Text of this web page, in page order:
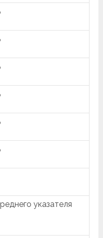
указателя